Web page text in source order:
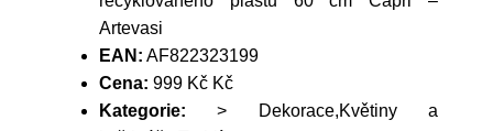
Artevasi
EAN: AF822323199
Cena: 999 Kč Kč
Kategorie: > Dekorace,Květiny a